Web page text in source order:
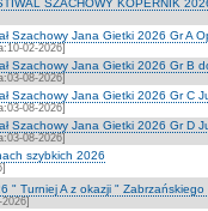
SZACHOWY KOPERNIK
Szachowy Jana Gietki 2026 Gr A
02-2026]
Szachowy Jana Gietki 2026 Gr B
08-2026]
Szachowy Jana Gietki 2026 Gr C
08-2026]
Szachowy Jana Gietki 2026 Gr D
08-2026]
szybkich 2026
" Turniej A z okazji " Zabrzańskiego